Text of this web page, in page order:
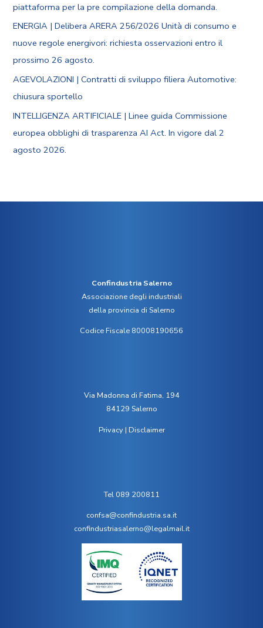
piattaforma per la pre compilazione della domanda.
ENERGIA | Delibera ARERA 256/2026 Unità di consumo e
nuove regole energivori: richiesta osservazioni entro il
prossimo 26 agosto.
AGEVOLAZIONI | Contratti di sviluppo filiera Automotive:
chiusura sportello
INTELLIGENZA ARTIFICIALE | Linee guida Commissione
europea obblighi di trasparenza AI Act. In vigore dal 2
agosto 2026.
Confindustria Salerno
Associazione degli industriali
della provincia di Salerno
Codice Fiscale 80008190656
Via Madonna di Fatima, 194
84129 Salerno
Privacy| Disclaimer
Tel 089 200811
confsa@confindustria.sa.it
confindustriasalerno@legalmail.it